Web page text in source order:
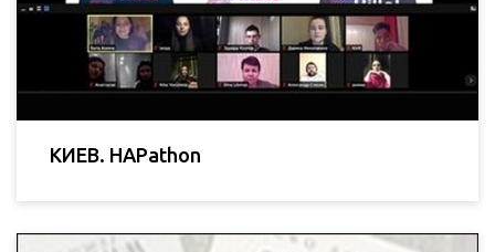
КИЕВ. HAPathon